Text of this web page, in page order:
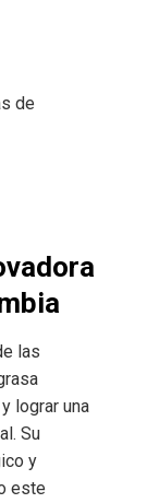
de
las
lograr una
Su
y
este